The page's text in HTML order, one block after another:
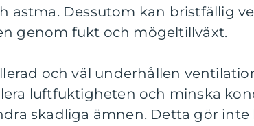
astma. Dessutom kan bristfällig
genom fukt och mögeltillväxt.
och väl underhållen
luftfuktigheten och minska
skadliga ämnen. Detta gör inte